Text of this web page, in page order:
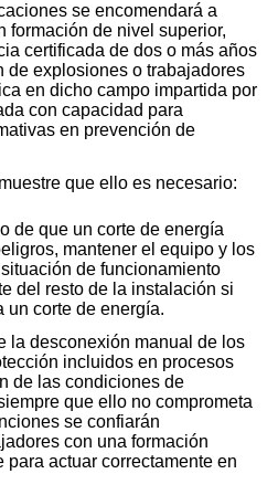
se encomendará a
formación de nivel superior,
certificada de dos o más años
de explosiones o trabajadores
en dicho campo impartida por
con capacidad para
en prevención de
que ello es necesario:
de que un corte de energía
mantener el equipo y los
de funcionamiento
del resto de la instalación si
un corte de energía.
la desconexión manual de los
incluidos en procesos
de las condiciones de
que ello no comprometa
se confiarán
con una formación
actuar correctamente en